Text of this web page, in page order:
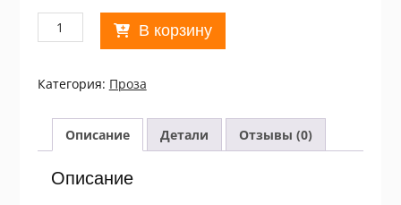
Количество
товара
повесть,
годы
В корзину
Категория: Проза
Описание Детали Отзывы (0)
Описание